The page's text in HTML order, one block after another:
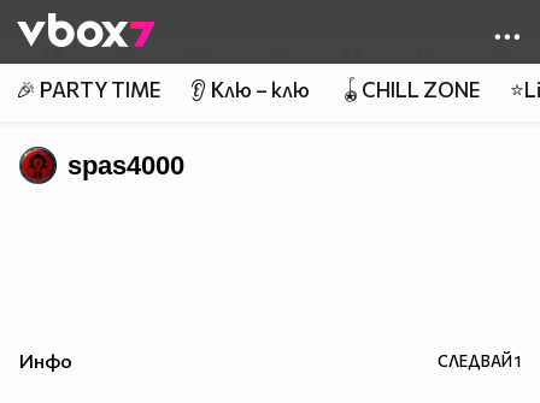
👾
🎉 PARTY TIME 👂 Клю – клю 🪀CHILL ZONE
spas4000
Инфо СЛЕДВАЙ1